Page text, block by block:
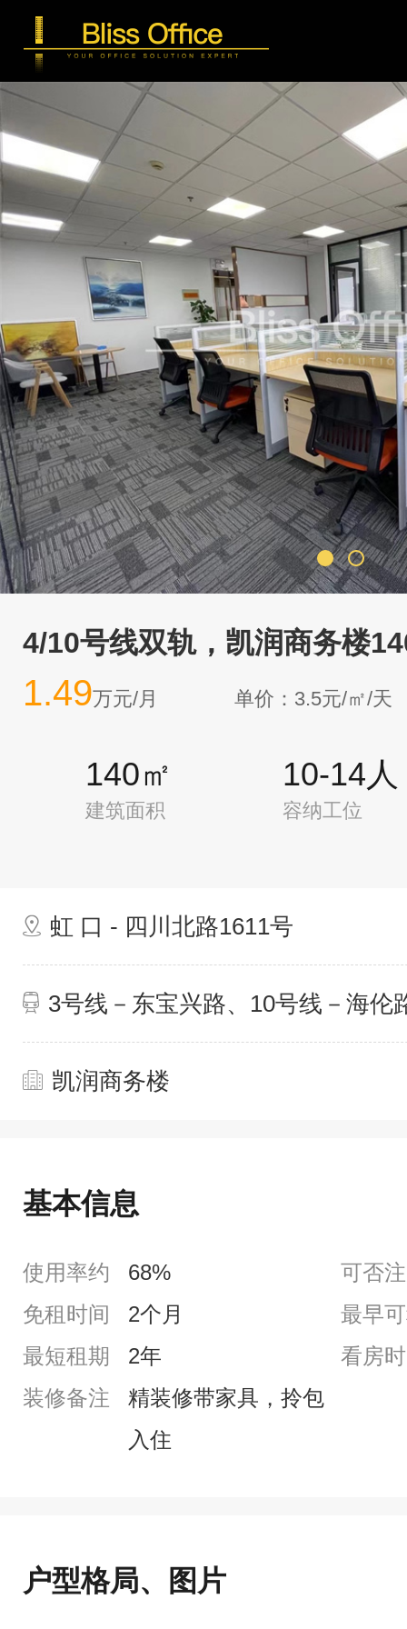
4/10号线双轨，凯润商务楼
1.49万元/月 单价：3.5元/㎡/天
140㎡
建筑面积
10-14人
容纳工位
虹 口 - 四川北路1611号
3号线－东宝兴路、10号线－海伦
凯润商务楼
基本信息
使用率约 68%
可否
免租时间
2个月
最早
最短租期
2年
看房
装修备注
精装修带家具，拎包
入住
户型格局、图片